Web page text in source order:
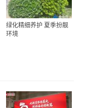
绿化精细养护 夏季扮靓
环境